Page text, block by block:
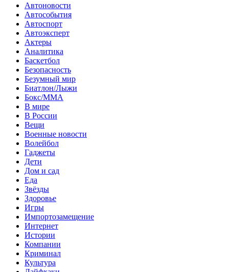
Автоновости
Автособытия
Автоспорт
Автоэксперт
Актеры
Аналитика
Баскетбол
Безопасность
Безумный мир
Биатлон/Лыжи
Бокс/MMA
В мире
В России
Вещи
Военные новости
Волейбол
Гаджеты
Дети
Дом и сад
Еда
Звёзды
Здоровье
Игры
Импортозамещение
Интернет
Истории
Компании
Криминал
Культура